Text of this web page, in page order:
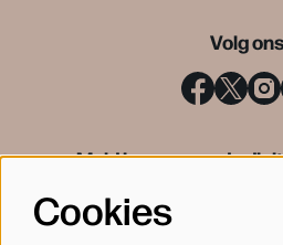
Volg
Meld je aan voor de
Cookies